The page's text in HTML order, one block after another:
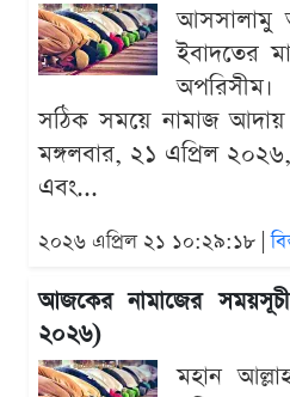
আসসালামু
ইবাদতের
সঠিক সময়ে নামাজ
মঙ্গলবার, ২১ এপ্রিল
এবং...
২০২৬ এপ্রিল ২১ ১০:২৯:১৮ |
আজকের নামাজের
২০২৬)
মহান